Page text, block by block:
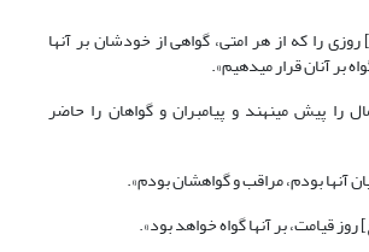
روزی را که از هر امتی، گواهی از خودشان بر آنها
بر آنان قرار می‏دهیم».
را پیش می‏نهند و پیامبران و گواهان را حاضر
آنها بودم، مراقب و گواهشان بودم».
قیامت، بر آنها گواه خواهد بود».